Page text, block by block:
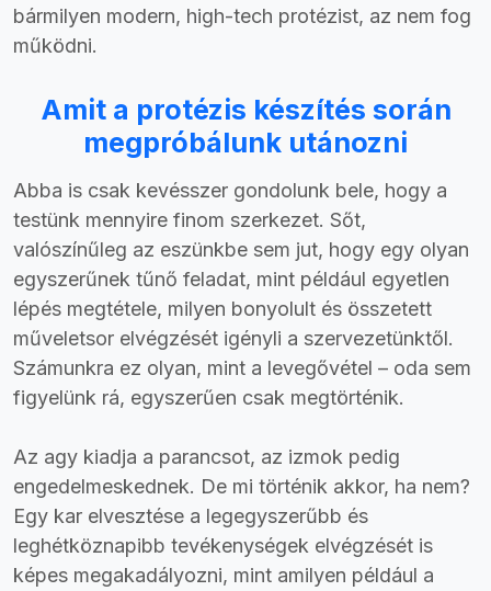
bármilyen modern, high-tech protézist, az nem fog
működni.
Amit a protézis készítés során
megpróbálunk utánozni
Abba is csak kevésszer gondolunk bele, hogy a
testünk mennyire finom szerkezet. Sőt,
valószínűleg az eszünkbe sem jut, hogy egy olyan
egyszerűnek tűnő feladat, mint például egyetlen
lépés megtétele, milyen bonyolult és összetett
műveletsor elvégzését igényli a szervezetünktől.
Számunkra ez olyan, mint a levegővétel – oda sem
figyelünk rá, egyszerűen csak megtörténik.
Az agy kiadja a parancsot, az izmok pedig
engedelmeskednek. De mi történik akkor, ha nem?
Egy kar elvesztése a legegyszerűbb és
leghétköznapibb tevékenységek elvégzését is
képes megakadályozni, mint amilyen például a